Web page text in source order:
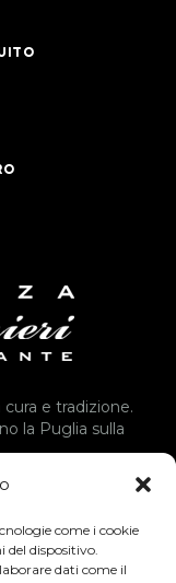
come i cookie
del dispositivo.
dati come il
e tradizione.
la Puglia sulla